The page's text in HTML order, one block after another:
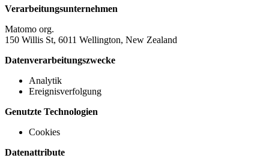
Verarbeitungsunternehmen
Matomo org.
150 Willis St, 6011 Wellington, New Zealand
Datenverarbeitungszwecke
Analytik
Ereignisverfolgung
Genutzte Technologien
Cookies
Datenattribute